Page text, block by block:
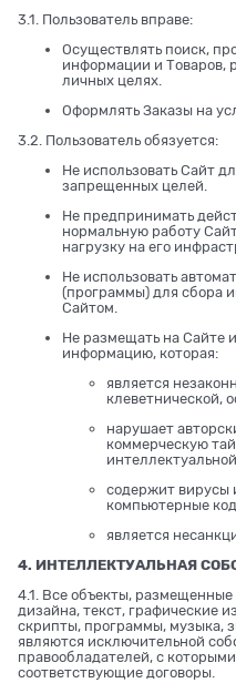
3.1. Пользователь вправе:
Осуществлять поиск,
информации и Товаров,
личных целях.
Оформлять Заказы на
3.2. Пользователь обязуется:
Не использовать Сайт
запрещенных целей.
Не предпринимать
нормальную работу
нагрузку на его
Не использовать
(программы) для сбора
Сайтом.
Не размещать на Сайте
информацию, которая:
является
клеветнической,
нарушает
коммерческую
содержит вирусы
компьютерные
является
4. ИНТЕЛЛЕКТУАЛЬНАЯ
4.1. Все объекты,
дизайна, текст, графические
скрипты, программы, музыка,
являются исключительной
правообладателей, с
соответствующие договоры.